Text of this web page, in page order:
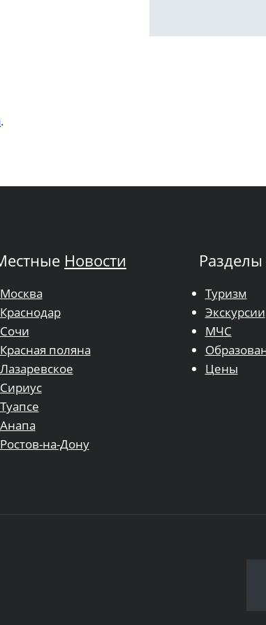
.
Новости
Москва
Краснодар
Сочи
Красная поляна
Лазаревское
Сириус
Туапсе
Анапа
Ростов-на-Дону
Разделы
Туризм
Экскурсии
МЧС
Цены